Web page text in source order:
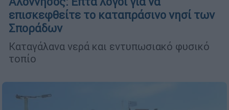
επισκεφθείτε το καταπράσινο νησί των
Σποράδων
Καταγάλανα νερά και εντυπωσιακό φυσικό
τοπίο